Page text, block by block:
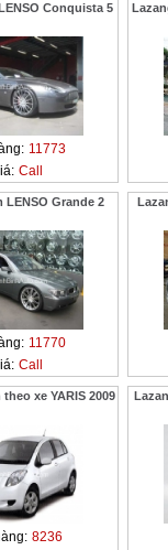
Conquista 5
11773
Call
LENSO Grande 2
11770
Call
xe YARIS 2009
8236